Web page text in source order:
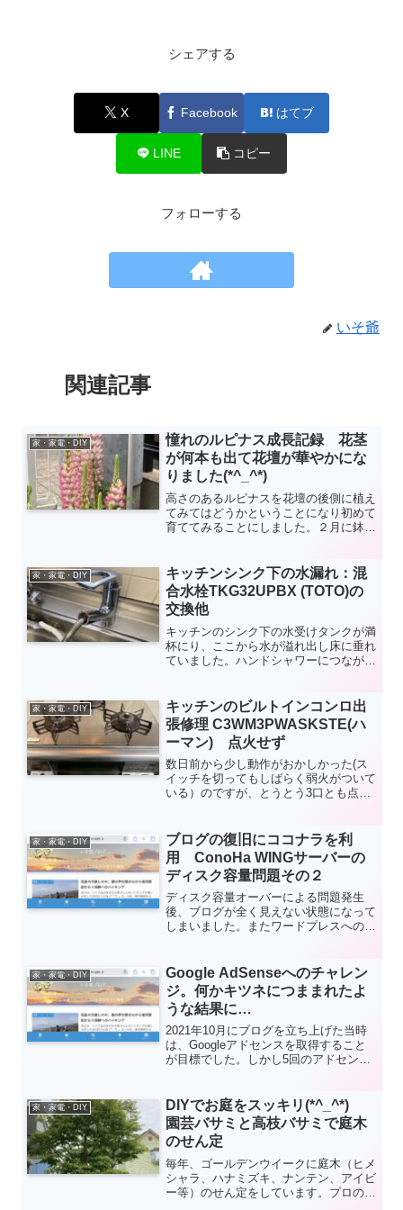
シェアする
X Facebook はてブ
LINE コピー
フォローする
いそ爺
関連記事
家・家電・DIY
憧れのルピナス成長記録 花茎
が何本も出て花壇が華やかにな
りました(*^_^*)
高さのあるルピナスを花壇の後側に植え
てみてはどうかということになり初めて
育ててみることにしました。２月に鉢植
した。一株から７－８本の花茎が伸び最
盛期にはけっこう見ごたえがありまし
た。次回は種から育てたいと思います。
家・家電・DIY
キッチンシンク下の水漏れ：混
合水栓TKG32UPBX (TOTO)の
交換他
キッチンのシンク下の水受けタンクが満
杯にり、ここから水が溢れ出し床に垂れ
ていました。ハンドシャワーにつながっ
必要となり、クラシアンに修理を依頼し
ましたので、その顛末をご紹介します。
皆様の参考になれば幸いです。
家・家電・DIY
キッチンのビルトインコンロ出
張修理 C3WM3PWASKSTE(ハ
ーマン) 点火せず
数日前から少し動作がおかしかった(ス
イッチを切ってもしばらく弱火がついて
いる）のですが、とうとう3口とも点火
てしまいます。メーカーの修理センター
(元ハーマン、現在はノーリツ)に電話
し、出張修理してもらいましたのでその
様子を紹介します(2023/2/4)。
家・家電・DIY
ブログの復旧にココナラを利
用 ConoHa WINGサーバーの
ディスク容量問題その２
ディスク容量オーバーによる問題発生
後、ブログが全く見えない状態になって
しまいました。またワードプレスへのロ
くできなくなりました。今回はココナラ
のお世話になり一般業者より安価な費用
で復旧でき大変助かりました。。
家・家電・DIY
Google AdSenseへのチャレン
ジ。何かキツネにつままれたよ
うな結果に…
2021年10月にブログを立ち上げた当時
は、Googleアドセンスを取得すること
が目標でした。しかし5回のアドセンス
期待していなかった"AdSense 広告を配
信する準備ができました"というメール
を受け取り困惑してしまいました。
家・家電・DIY
DIYでお庭をスッキリ(*^_^*)
園芸バサミと高枝バサミで庭木
のせん定
毎年、ゴールデンウイークに庭木（ヒメ
シャラ、ハナミズキ、ナンテン、アイビ
ー等）のせん定をしています。プロのよ